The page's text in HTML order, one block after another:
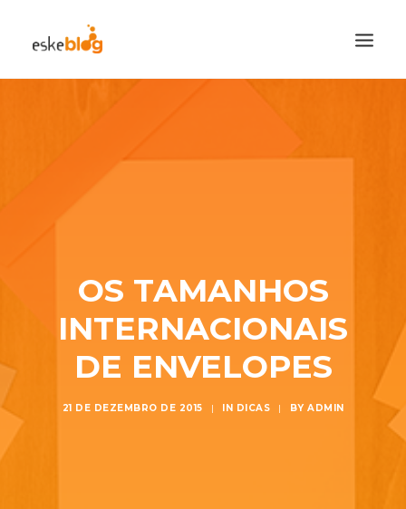
OS TAMANHOS
INTERNACIONAIS
DE ENVELOPES
21 DE DEZEMBRO DE 2015 | IN DICAS | BY ADMIN